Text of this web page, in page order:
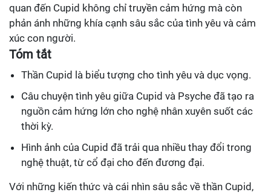
quan đến Cupid không chỉ truyền cảm hứng mà còn
phản ánh những khía cạnh sâu sắc của tình yêu và cảm
xúc con người.
Tóm tắt
Thần Cupid là biểu tượng cho tình yêu và dục vọng.
Câu chuyện tình yêu giữa Cupid và Psyche đã tạo ra
nguồn cảm hứng lớn cho nghệ nhân xuyên suốt các
thời kỳ.
Hình ảnh của Cupid đã trải qua nhiều thay đổi trong
nghệ thuật, từ cổ đại cho đến đương đại.
Với những kiến thức và cái nhìn sâu sắc về thần Cupid,